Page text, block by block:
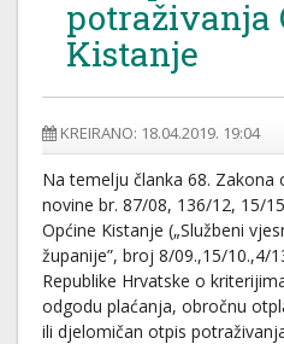
potraživanja
Kistanje
KREIRANO: 18.04.2019. 19:04
Na temelju članka 68. Zakona
novine br. 87/08, 136/12, 15/
Općine Kistanje („Službeni
županije”, broj 8/09.,15/10.,4/
Republike Hrvatske o
odgodu plaćanja, obročnu
ili djelomičan otpis